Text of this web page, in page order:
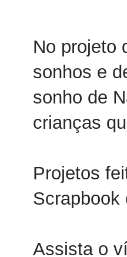
No projeto
sonhos e
sonho de
crianças
Projetos
Scrapbook
Assista o